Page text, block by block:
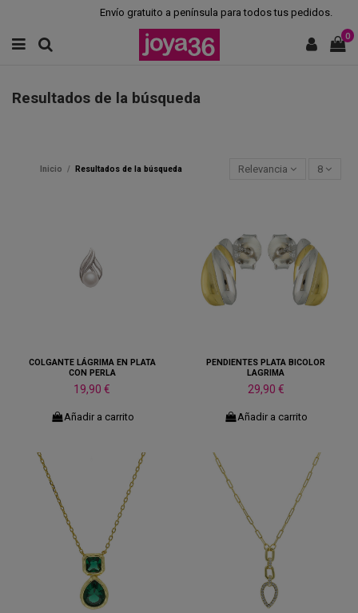
Envío gratuito a península para todos tus pedidos.
0
Resultados de la búsqueda
Inicio Resultados de la búsqueda Relevancia 8
COLGANTE LÁGRIMA EN PLATA
CON PERLA
19,90 €
Añadir a carrito
PENDIENTES PLATA BICOLOR
LAGRIMA
29,90 €
Añadir a carrito